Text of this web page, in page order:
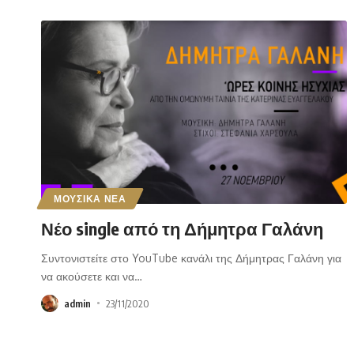
ΜΟΥΣΙΚΑ ΝΕΑ
Νέο single από τη Δήμητρα Γαλάνη
Συντονιστείτε στο YouTube κανάλι της Δήμητρας Γαλάνη για
να ακούσετε και να…
admin 23/11/2020